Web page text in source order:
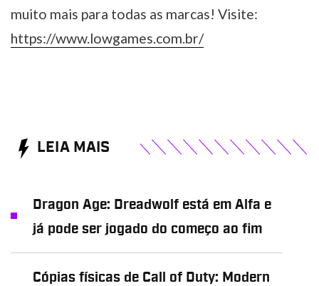
muito mais para todas as marcas! Visite:
https://www.lowgames.com.br/
LEIA MAIS
Dragon Age: Dreadwolf está em Alfa e
já pode ser jogado do começo ao fim
Cópias físicas de Call of Duty: Modern